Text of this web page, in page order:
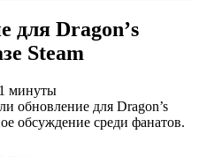
для Dragonʼs
Steam
1 минуты
обновление для Dragon’s
обсуждение среди фанатов.